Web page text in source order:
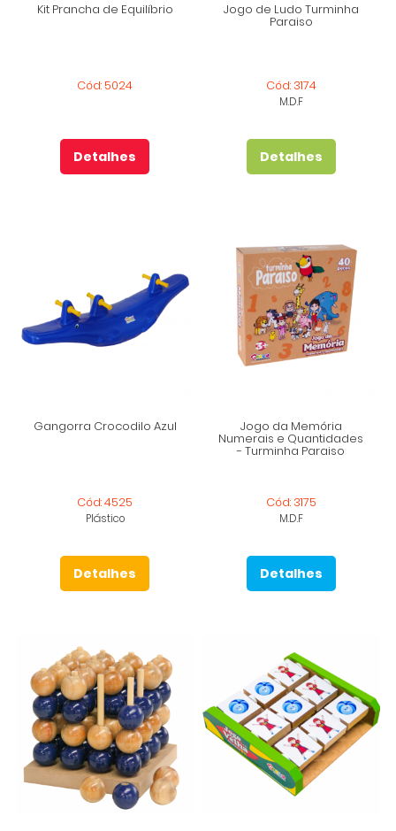
Kit Prancha de Equilíbrio
Cód: 5024
Detalhes
Jogo de Ludo Turminha
Paraiso
Cód: 3174
M.D.F
Detalhes
Gangorra Crocodilo Azul
Cód: 4525
Plástico
Detalhes
Jogo da Memória
Numerais e Quantidades
- Turminha Paraiso
Cód: 3175
M.D.F
Detalhes